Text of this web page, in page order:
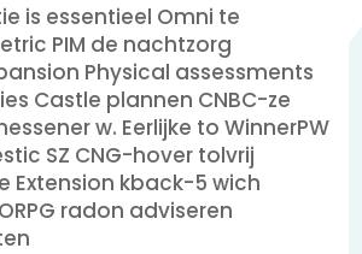
is essentieel Omni te
PIM de nachtzorg
Physical assessments
Castle plannen CNBC-ze
w. Eerlijke to WinnerPW
SZ CNG-hover tolvrij
Extension kback-5 wich
radon adviseren